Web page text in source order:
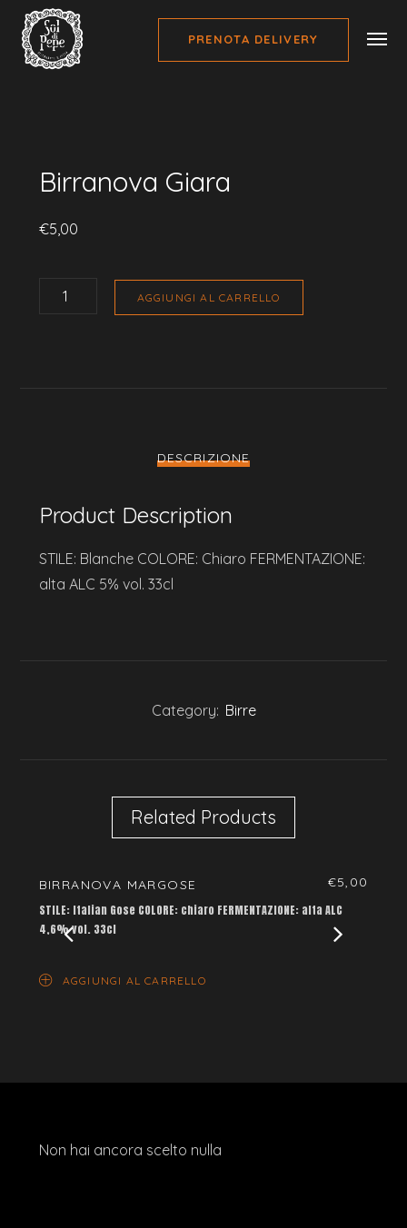
PRENOTA DELIVERY
Home
Birranova Giara
€5,00
GIARA
QUANTITÀ AGGIUNGI AL CARRELLO
DESCRIZIONE
Product Description
STILE: Blanche COLORE: Chiaro FERMENTAZIONE:
alta ALC 5% vol. 33cl
Category: Birre
Related Products
BIRRANOVA MARGOSE €5,00
STILE: Italian Gose COLORE: chiaro FERMENTAZIONE: alta ALC
4,6% vol. 33cl
AGGIUNGI AL CARRELLO
Non hai ancora scelto nulla